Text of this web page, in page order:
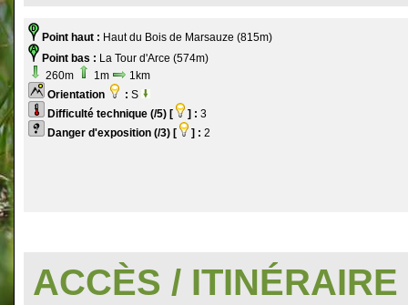
Point haut : Haut du Bois de Marsauze (815m)
Point bas : La Tour d'Arce (574m)
260m
1m
1km
Orientation
: S
Difficulté technique (/5) [
] : 3
Danger d'exposition (/3) [
] : 2
ACCÈS / ITINÉRAIRE